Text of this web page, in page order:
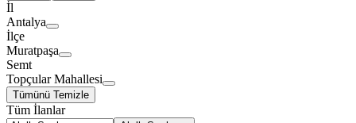
İl
Antalya
İlçe
Muratpaşa
Semt
Topçular Mahallesi
Tümünü Temizle
Tüm İlanlar